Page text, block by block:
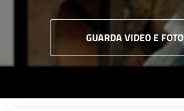
GUARDA VIDEO E FOTO